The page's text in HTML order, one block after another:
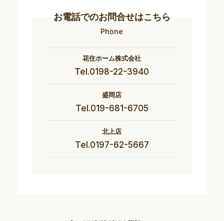
お電話でのお問合せはこちら
Phone
花住ホーム株式会社
Tel.0198-22-3940
盛岡店
Tel.019-681-6705
北上店
Tel.0197-62-5667